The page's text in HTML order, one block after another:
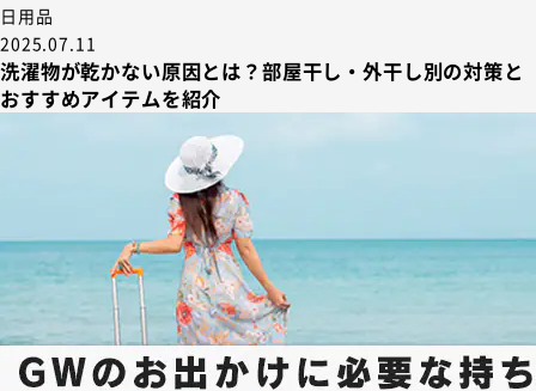
日用品
2025.07.11
洗濯物が乾かない原因とは？部屋干し・外干し別の対策と
おすすめアイテムを紹介